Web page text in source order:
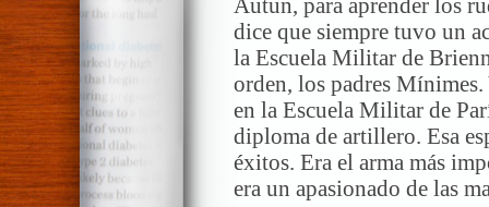
Autun, para aprender los
dice que siempre tuvo un
la Escuela Militar de
orden, los padres
en la Escuela Militar de
diploma de artillero. Esa
éxitos. Era el arma más
era un apasionado de las